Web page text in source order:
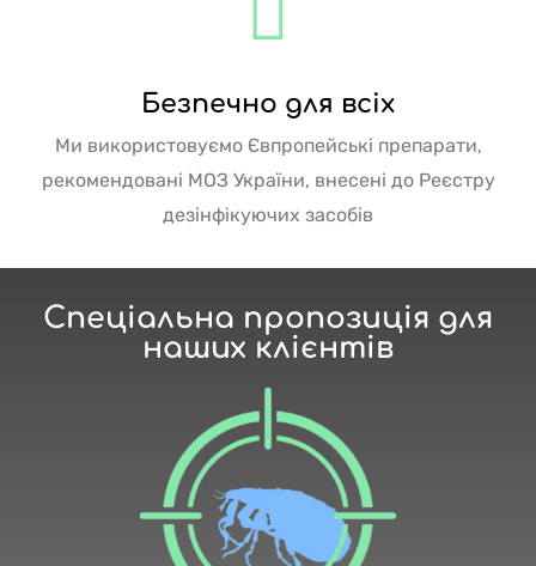
Безпечно для всіх
Ми використовуємо Євпропейські препарати,
рекомендовані МОЗ України, внесені до Реєстру
дезінфікуючих засобів
Спеціальна пропозиція для
наших клієнтів